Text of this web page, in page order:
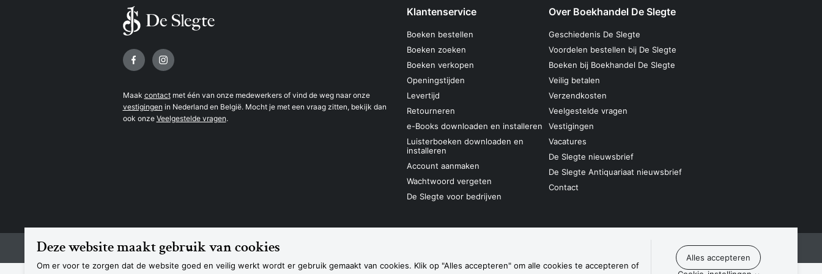
Deze website maakt gebruik van cookies
Om er voor te zorgen dat de website goed en veilig werkt wordt er gebruik gemaakt van cookies. Klik op "Alles accepteren" om alle cookies te accepteren of
Volg ons op
Maak contactmet één van onze medewerkers of vind de weg naar onze
vestigingen in Nederland en België. Mocht je met een vraag zitten, bekijk dan
ook onze Veelgestelde vragen.
Klantenservice
Boeken bestellen
Boeken zoeken
Boeken verkopen
Openingstijden
Levertijd
Retourneren
e-Books downloaden en installeren
Luisterboeken downloaden en
installeren
Account aanmaken
Wachtwoord vergeten
De Slegte voor bedrijven
Over Boekhandel De Slegte
Geschiedenis De Slegte
Voordelen bestellen bij De Slegte
Boeken bij Boekhandel De Slegte
Veilig betalen
Verzendkosten
Veelgestelde vragen
Vestigingen
Vacatures
De Slegte nieuwsbrief
De Slegte Antiquariaat nieuwsbrief
Contact
Navigatie
Contact
© 2026 Boekhandel De Slegte